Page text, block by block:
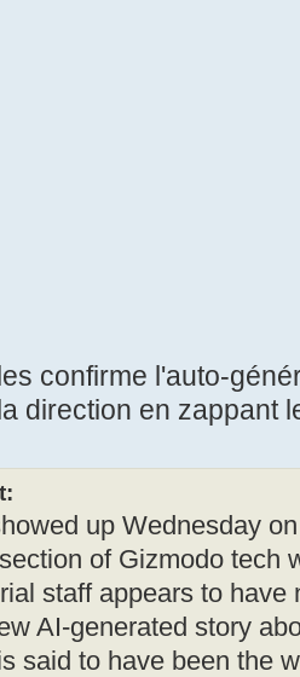
confirme l'auto-
direction en zappant
up Wednesday
of Gizmodo tech
staff appears to
AI-generated story
said to have been the